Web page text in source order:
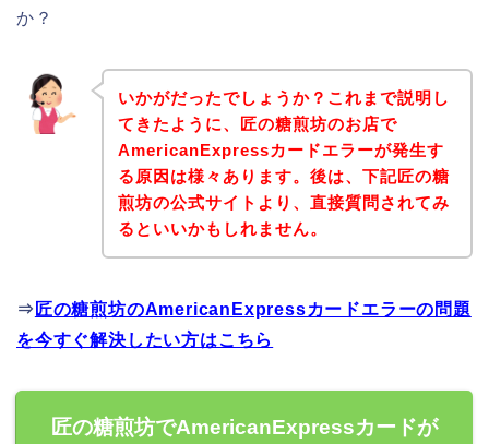
か？
いかがだったでしょうか？これまで説明し
てきたように、匠の糖煎坊のお店で
AmericanExpressカードエラーが発生す
る原因は様々あります。後は、下記匠の糖
煎坊の公式サイトより、直接質問されてみ
るといいかもしれません。
⇒ 匠の糖煎坊のAmericanExpressカードエラーの問題
を今すぐ解決したい方はこちら
匠の糖煎坊でAmericanExpressカードが